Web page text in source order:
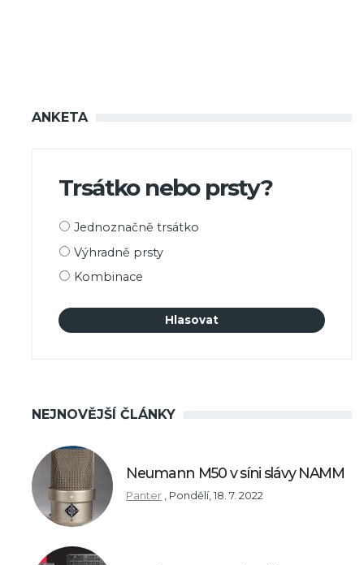
ANKETA
Trsátko nebo prsty?
Možnosti
Jednoznačně trsátko
Výhradně prsty
Kombinace
NEJNOVĚJŠÍ ČLÁNKY
Neumann M50 v síni slávy NAMM
Panter Pondělí, 18. 7. 2022